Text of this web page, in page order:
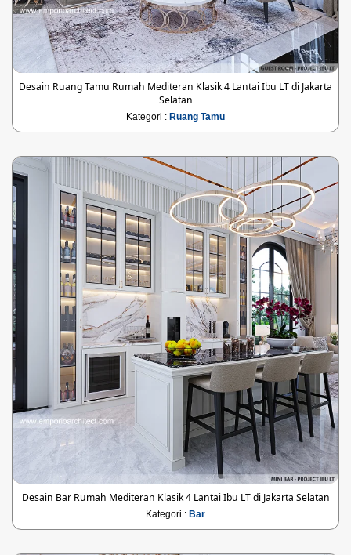
Desain Ruang Tamu Rumah Mediteran Klasik 4 Lantai Ibu LT di Jakarta
Selatan
Kategori : Ruang Tamu
Desain Bar Rumah Mediteran Klasik 4 Lantai Ibu LT di Jakarta Selatan
Kategori : Bar